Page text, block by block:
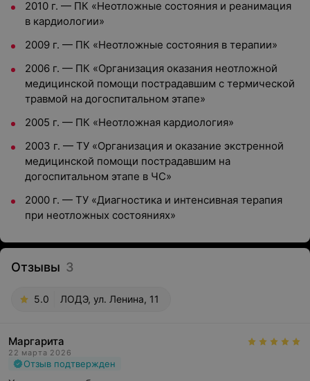
2010 г. — ПК «Неотложные состояния и реанимация
в кардиологии»
2009 г. — ПК «Неотложные состояния в терапии»
2006 г. — ПК «Организация оказания неотложной
медицинской помощи пострадавшим с термической
травмой на догоспитальном этапе»
2005 г. — ПК «Неотложная кардиология»
2003 г. — ТУ «Организация и оказание экстренной
медицинской помощи пострадавшим на
догоспитальном этапе в ЧС»
2000 г. — ТУ «Диагностика и интенсивная терапия
при неотложных состояниях»
Отзывы 3
5.0 ЛОДЭ, ул. Ленина, 11
Маргарита
22 марта 2026
Отзыв подтвержден